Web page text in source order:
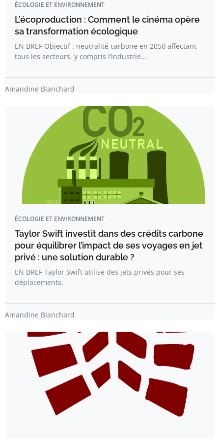
ÉCOLOGIE ET ENVIRONNEMENT
L’écoproduction : Comment le cinéma opère
sa transformation écologique
EN BREF Objectif : neutralité carbone en 2050 affectant
tous les secteurs, y compris l’industrie…
Amandine Blanchard
ÉCOLOGIE ET ENVIRONNEMENT
Taylor Swift investit dans des crédits carbone
pour équilibrer l’impact de ses voyages en jet
privé : une solution durable ?
EN BREF Taylor Swift utilise des jets privés pour ses
déplacements.
Amandine Blanchard